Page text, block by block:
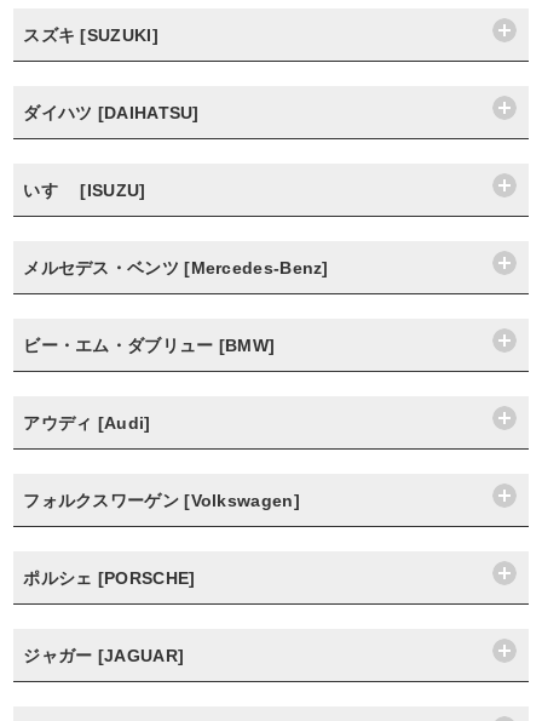
スズキ [SUZUKI]
ダイハツ [DAIHATSU]
いすゞ [ISUZU]
メルセデス・ベンツ [Mercedes-Benz]
ビー・エム・ダブリュー [BMW]
アウディ [Audi]
フォルクスワーゲン [Volkswagen]
ポルシェ [PORSCHE]
ジャガー [JAGUAR]